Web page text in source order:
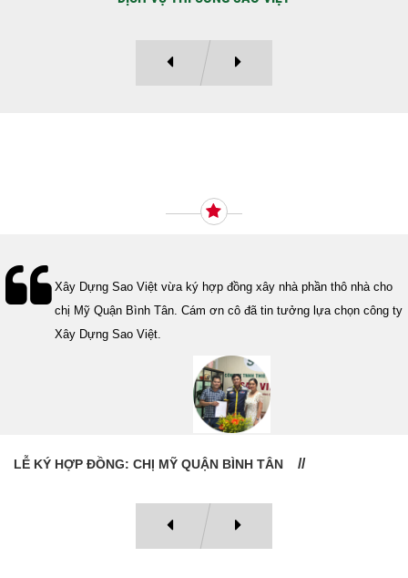
Lễ bàn giao nhà cho gia đình Cô Vân quận 11. Cám ơn anh Tính
đã tin tưởng, lựa chọn công ty Xây Dựng Sao Việt.
LỄ BÀN GIAO NHÀ: CÔ VÂN QUẬN 11